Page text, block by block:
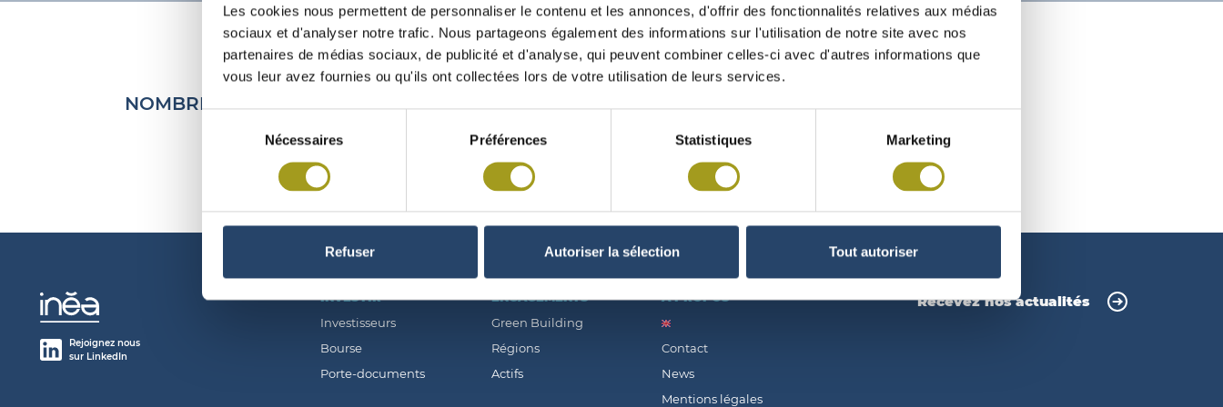
Les cookies nous permettent de personnaliser le contenu et les annonces, d'offrir des fonctionnalités relatives aux médias
sociaux et d'analyser notre trafic. Nous partageons également des informations sur l'utilisation de notre site avec nos
partenaires de médias sociaux, de publicité et d'analyse, qui peuvent combiner celles-ci avec d'autres informations que
vous leur avez fournies ou qu'ils ont collectées lors de votre utilisation de leurs services.
consentement
Nécessaires Préférences Statistiques Marketing
Refuser Autoriser la sélection Tout autoriser
NOMBRE D’ACTIONS ET DROITS DE VOTE AU 31/10/2011
Rejoignez nous
sur LinkedIn
INVESTIR
Investisseurs
Bourse
Porte-documents
ENGAGEMENTS
Green Building
Régions
Actifs
À PROPOS
Contact
News
Mentions légales
Recevez nos actualités